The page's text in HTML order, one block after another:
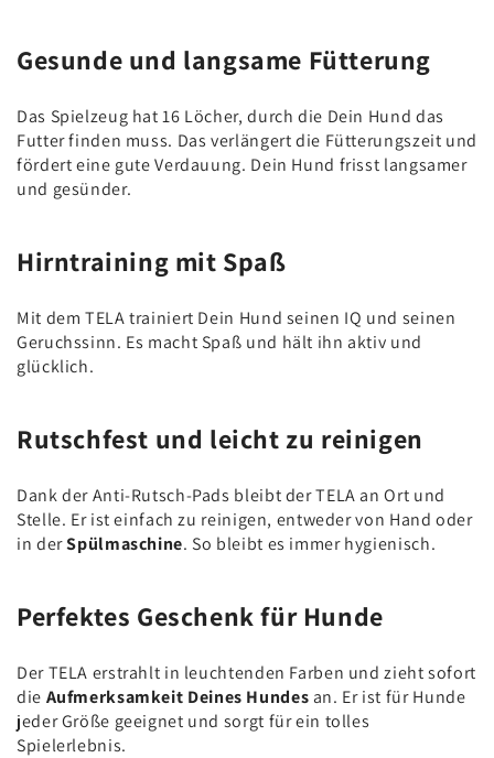
Gesunde und langsame Fütterung
Das Spielzeug hat 16 Löcher, durch die Dein Hund das
Futter finden muss. Das verlängert die Fütterungszeit und
fördert eine gute Verdauung. Dein Hund frisst langsamer
und gesünder.
Hirntraining mit Spaß
Mit dem TELA trainiert Dein Hund seinen IQ und seinen
Geruchssinn. Es macht Spaß und hält ihn aktiv und
glücklich.
Rutschfest und leicht zu reinigen
Dank der Anti-Rutsch-Pads bleibt der TELA an Ort und
Stelle. Er ist einfach zu reinigen, entweder von Hand oder
in derSpülmaschine. So bleibt es immer hygienisch.
Perfektes Geschenk für Hunde
Der TELA erstrahlt in leuchtenden Farben und zieht sofort
die Aufmerksamkeit Deines Hundes an. Er ist für Hunde
jeder Größe geeignet und sorgt für ein tolles
Spielerlebnis.